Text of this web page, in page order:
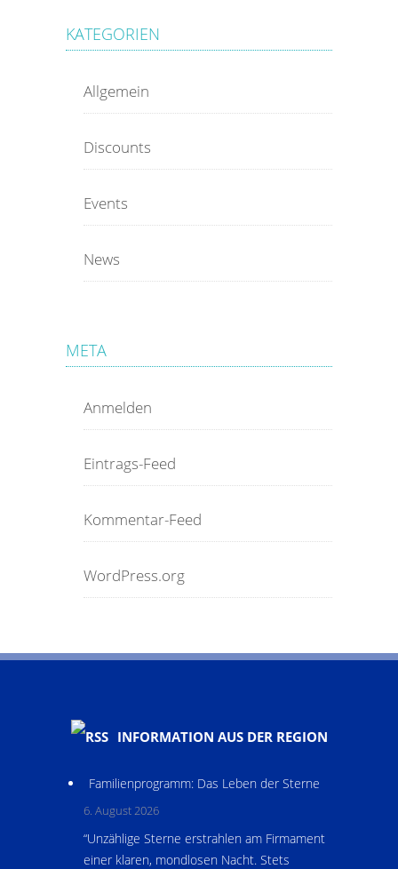
KATEGORIEN
Allgemein
Discounts
Events
News
META
Anmelden
Eintrags-Feed
Kommentar-Feed
WordPress.org
INFORMATION AUS DER REGION
Familienprogramm: Das Leben der Sterne
6. August 2026
“Unzählige Sterne erstrahlen am Firmament
einer klaren, mondlosen Nacht. Stets